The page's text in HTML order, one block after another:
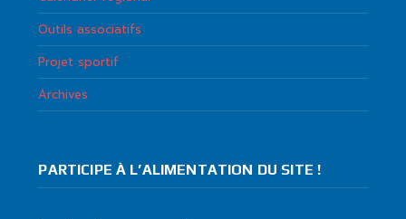
Outils associatifs
Projet sportif
Archives
PARTICIPE À L’ALIMENTATION DU SITE !